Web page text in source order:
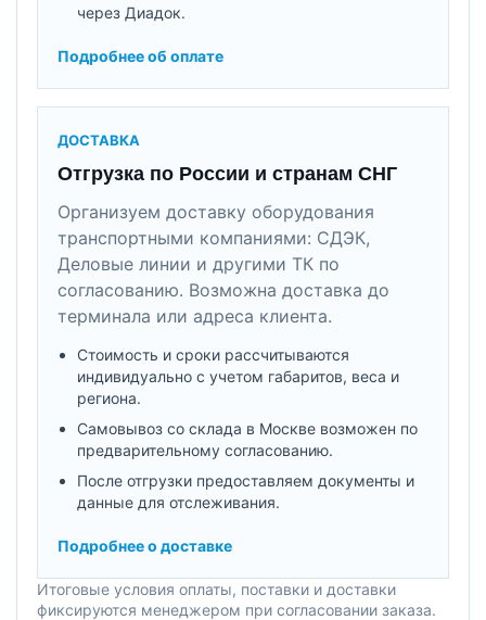
через Диадок.
Подробнее об оплате
ДОСТАВКА
Отгрузка по России и странам СНГ
Организуем доставку оборудования
транспортными компаниями: СДЭК,
Деловые линии и другими ТК по
согласованию. Возможна доставка до
терминала или адреса клиента.
Стоимость и сроки рассчитываются
индивидуально с учетом габаритов, веса и
региона.
Самовывоз со склада в Москве возможен по
предварительному согласованию.
После отгрузки предоставляем документы и
данные для отслеживания.
Подробнее о доставке
Итоговые условия оплаты, поставки и доставки
фиксируются менеджером при согласовании заказа.